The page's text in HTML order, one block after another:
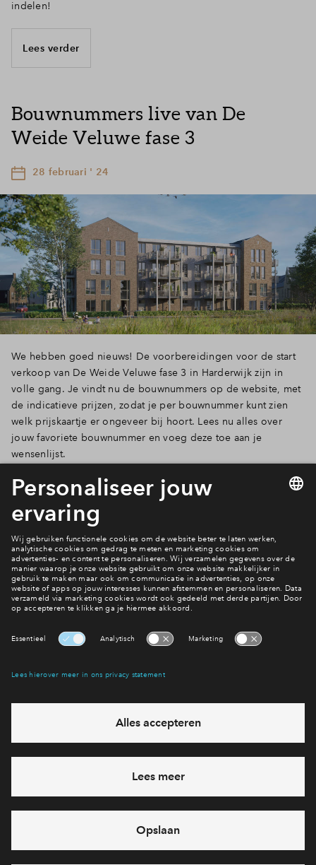
indelen!
Lees verder
Bouwnummers live van De
Weide Veluwe fase 3
28 februari ' 24
We hebben goed nieuws! De voorbereidingen voor de start
verkoop van De Weide Veluwe fase 3 in Harderwijk zijn in
volle gang. Je vindt nu de bouwnummers op de website, met
de indicatieve prijzen, zodat je per bouwnummer kunt zien
welk prijskaartje er ongeveer bij hoort. Lees nu alles over
jouw favoriete bouwnummer en voeg deze toe aan je
wensenlijst.
Lees verder
7 van 12
Interesse? Meld je dan snel aan
Hiermee blijf je op de hoogte van het belangrijkste nieuws en
Ja, ik wil mij aanmelden
Heb je een vraag en wil je direct antwoord? Bel ons op
712 21 28
6 dagen per week beschikbaar (behalve tijdens